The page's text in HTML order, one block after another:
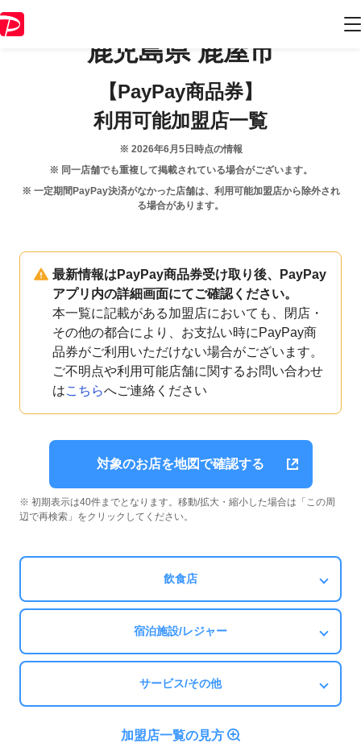
鹿児島県 鹿屋市
【PayPay商品券】
利用可能加盟店一覧
※ 2026年6月5日 時点の情報
※ 同一店舗でも重複して掲載されている場合がございます。
※ 一定期間PayPay決済がなかった店舗は、利用可能加盟店から除外され
る場合があります。
最新情報はPayPay商品券受け取り後、PayPay
アプリ内の詳細画面にてご確認ください。
本一覧に記載がある加盟店においても、閉店・
その他の都合により、お支払い時にPayPay商
品券がご利用いただけない場合がございます。
ご不明点や利用可能店舗に関するお問い合わせ
はこちらへご連絡ください
対象のお店を地図で確認する
※ 初期表示は40件までとなります。移動/拡大・縮小した場合は「この周
辺で再検索」をクリックしてください。
飲食店
宿泊施設/レジャー
サービス/その他
加盟店一覧の見方